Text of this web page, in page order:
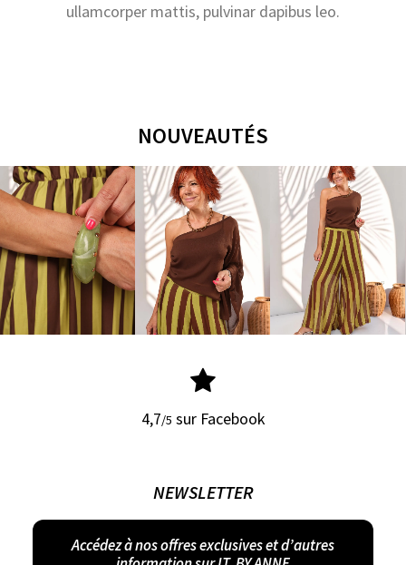
Lundi
ullamcorper mattis, pulvinar dapibus leo.
NOUVEAUTÉS
4,7/5 sur Facebook
NEWSLETTER
Accédez à nos offres exclusives et d’autres